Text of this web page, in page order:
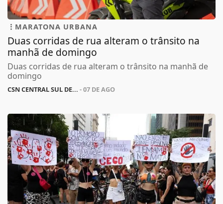
MARATONA URBANA
Duas corridas de rua alteram o trânsito na
manhã de domingo
Duas corridas de rua alteram o trânsito na manhã de
domingo
CSN CENTRAL SUL DE... - 07 DE AGO